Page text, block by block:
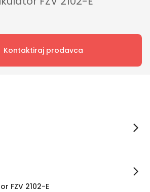
Kontaktiraj prodavca
FZV 2102-E